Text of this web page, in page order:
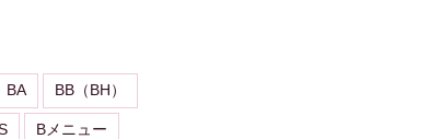
BA BB（BH）
Bメニュー